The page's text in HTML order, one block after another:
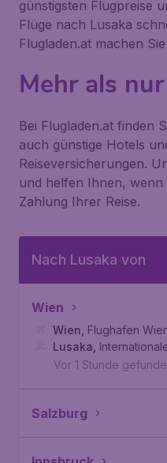
günstigsten Flugpreise
Flüge nach Lusaka
Flugladen.at machen
Mehr als
Bei Flugladen.at finden
auch günstige Hotels
Reiseversicherungen.
und helfen Ihnen,
Zahlung Ihrer Reise.
Nach Lusaka von
Wien
Wien Flughafen
Lusaka
Vor 1 Stunde
Salzburg